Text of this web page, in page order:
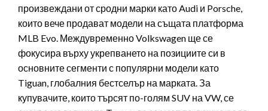
произвеждани от сродни марки като Audi и Porsche,
които вече продават модели на същата платформа
MLB Evo. Междувременно Volkswagen ще се
фокусира върху укрепването на позициите си в
основните сегменти с популярни модели като
Tiguan, глобалния бестселър на марката. За
купувачите, които търсят по-голям SUV на VW, се